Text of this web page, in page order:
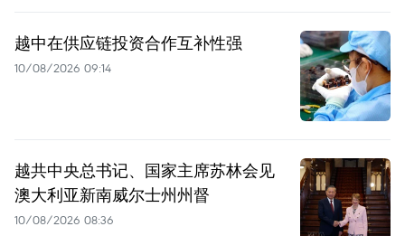
越中在供应链投资合作互补性强
10/08/2026 09:14
越共中央总书记、国家主席苏林会见
澳大利亚新南威尔士州州督
10/08/2026 08:36